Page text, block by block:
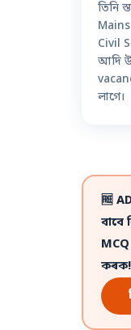
তিনি
Civil
আদি
লাগে।
🆓
বাবে
কৰক!